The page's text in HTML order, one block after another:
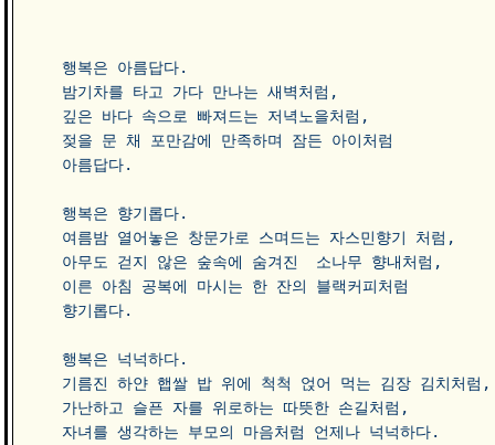
행복은 아름답다.
밤기차를 타고 가다 만나는 새벽처럼,
깊은 바다 속으로 빠져드는 저녁노을처럼,
젖을 문 채 포만감에 만족하며 잠든 아이처럼
아름답다.
행복은 향기롭다.
여름밤 열어놓은 창문가로 스며드는 자스민향기 처럼,
아무도 걷지 않은 숲속에 숨겨진  소나무 향내처럼,
이른 아침 공복에 마시는 한 잔의 블랙커피처럼
향기롭다.
행복은 넉넉하다.
기름진 하얀 햅쌀 밥 위에 척척 얹어 먹는 김장 김치처럼,
가난하고 슬픈 자를 위로하는 따뜻한 손길처럼,
자녀를 생각하는 부모의 마음처럼 언제나 넉넉하다.